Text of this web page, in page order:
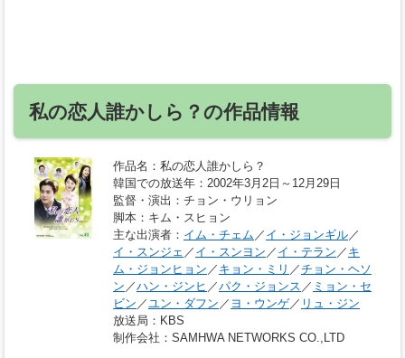
私の恋人誰かしら？の作品情報
作品名 ：私の恋人誰かしら？
韓国での放送年 ：2002年3月2日～12月29日
監督・演出 ：チョン・ウリョン
脚本 ：キム・スヒョン
主な出演者 ： イム・チェム ／ イ・ジョンギル／
イ・スンジェ ／ イ・スンヨン ／ イ・テラン ／ キ
ム・ジョンヒョン ／ キョン・ミリ ／チョン・ヘソ
ン ／ハン・ジンヒ ／パク・ジョンス ／ ミョン・セ
ビン ／ユン・ダフン ／ ヨ・ウンゲ／ リュ・ジン
放送局 ：KBS
制作会社 ：SAMHWA NETWORKS CO.,LTD